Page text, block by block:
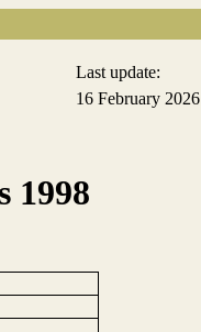
Last update:
16 February 2026
1998